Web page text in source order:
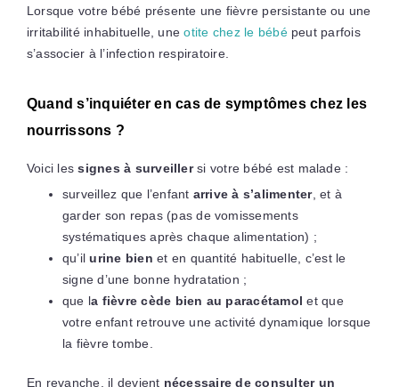
Lorsque votre bébé présente une fièvre persistante ou une
irritabilité inhabituelle, uneotite chez le bébépeut parfois
s’associer à l’infection respiratoire.
Quand s’inquiéter en cas de symptômes chez les
nourrissons ?
Voici les signes à surveillersi votre bébé est malade :
surveillez que l’enfant arrive à s’alimenter, et à
garder son repas (pas de vomissements
systématiques après chaque alimentation) ;
qu’il urine bien et en quantité habituelle, c’est le
signe d’une bonne hydratation ;
que la fièvre cède bien au paracétamol et que
votre enfant retrouve une activité dynamique lorsque
la fièvre tombe.
En revanche, il devient nécessaire de consulter un